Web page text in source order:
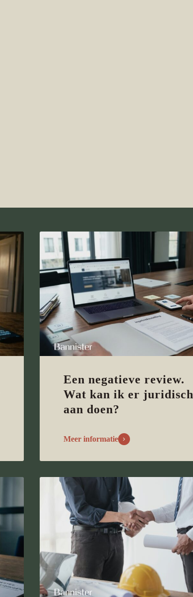
Een negatieve review.
Wat kan ik er juridisch
aan doen?
Meer informatie